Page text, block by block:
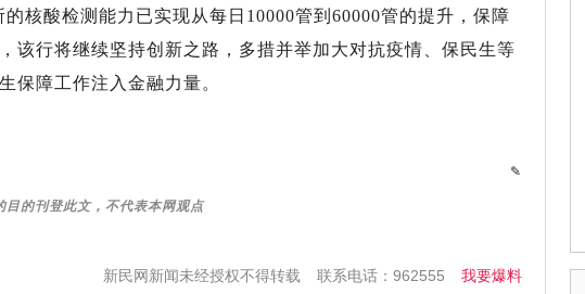
酸检测能力已实现从每日10000管到60000管的提升，保障
该行将继续坚持创新之路，多措并举加大对抗疫情、保民生等
保障工作注入金融力量。
✎
目的刊登此文，不代表本网观点
我要爆料
联系电话：962555
新民网新闻未经授权不得转载